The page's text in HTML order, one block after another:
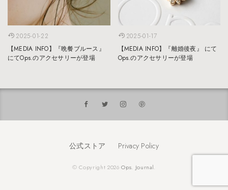
2025-01-22
【MEDIA INFO】『晩餐ブルース』
にてOps.のアクセサリーが登場
2025-01-17
【MEDIA INFO】『離婚後夜』 にて
Ops.のアクセサリーが登場
公式ストア Privacy Policy
© Copyright 2026Ops. Journal.